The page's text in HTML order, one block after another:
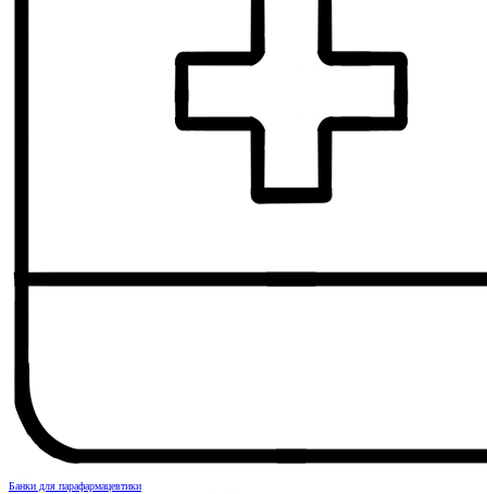
Банки для парафармацевтики